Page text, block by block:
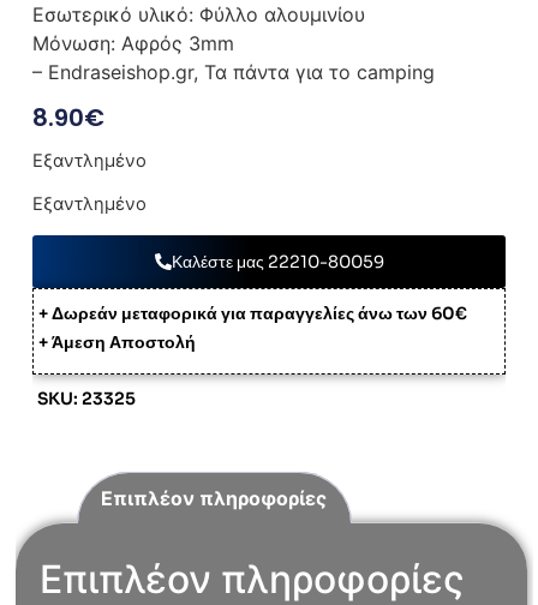
Εσωτερικό υλικό: Φύλλο αλουμινίου
Μόνωση: Αφρός 3mm
– Endraseishop.gr, Τα πάντα για το camping
8.90€
Εξαντλημένο
Εξαντλημένο
Καλέστε μας 22210-80059
+ Δωρεάν μεταφορικά για παραγγελίες άνω των 60€
+ Άμεση Αποστολή
SKU: 23325
Επιπλέον πληροφορίες
Επιπλέον πληροφορίες